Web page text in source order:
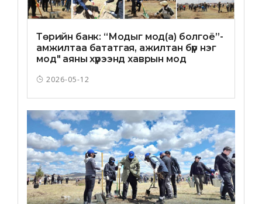
Төрийн банк: “Модыг мод(а) болгоё”-
амжилтаа бататгая, ажилтан бүр нэг
мод" аяны хүрээнд хаврын мод
2026-05-12